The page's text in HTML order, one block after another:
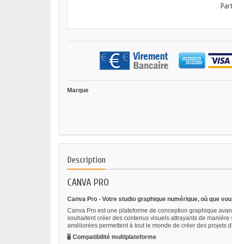
Marque
Description
CANVA PRO
Canva Pro - Votre studio graphique numérique, où que
Canva Pro est une plateforme de conception graphique
souhaitent créer des contenus visuels attrayants de
améliorées permettent à tout le monde de créer des projets
🖥️ Compatibilité multiplateforme